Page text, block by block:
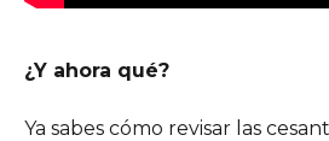
¿Y ahora qué?
Ya sabes cómo revisar las